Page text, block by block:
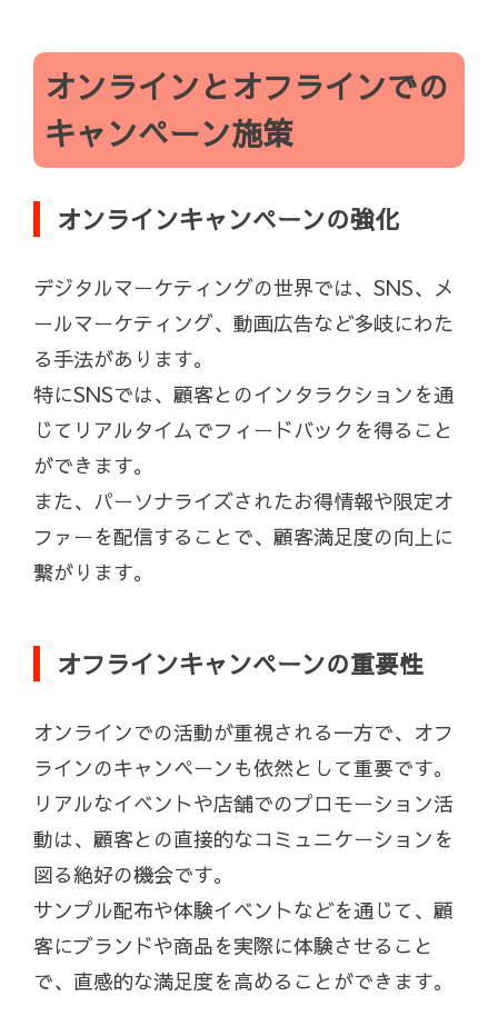
オンラインとオフラインでの
キャンペーン施策
オンラインキャンペーンの強化
デジタルマーケティングの世界では、SNS、メ
ールマーケティング、動画広告など多岐にわた
る手法があります。
特にSNSでは、顧客とのインタラクションを通
じてリアルタイムでフィードバックを得ること
ができます。
また、パーソナライズされたお得情報や限定オ
ファーを配信することで、顧客満足度の向上に
繋がります。
オフラインキャンペーンの重要性
オンラインでの活動が重視される一方で、オフ
ラインのキャンペーンも依然として重要です。
リアルなイベントや店舗でのプロモーション活
動は、顧客との直接的なコミュニケーションを
図る絶好の機会です。
サンプル配布や体験イベントなどを通じて、顧
客にブランドや商品を実際に体験させること
で、直感的な満足度を高めることができます。